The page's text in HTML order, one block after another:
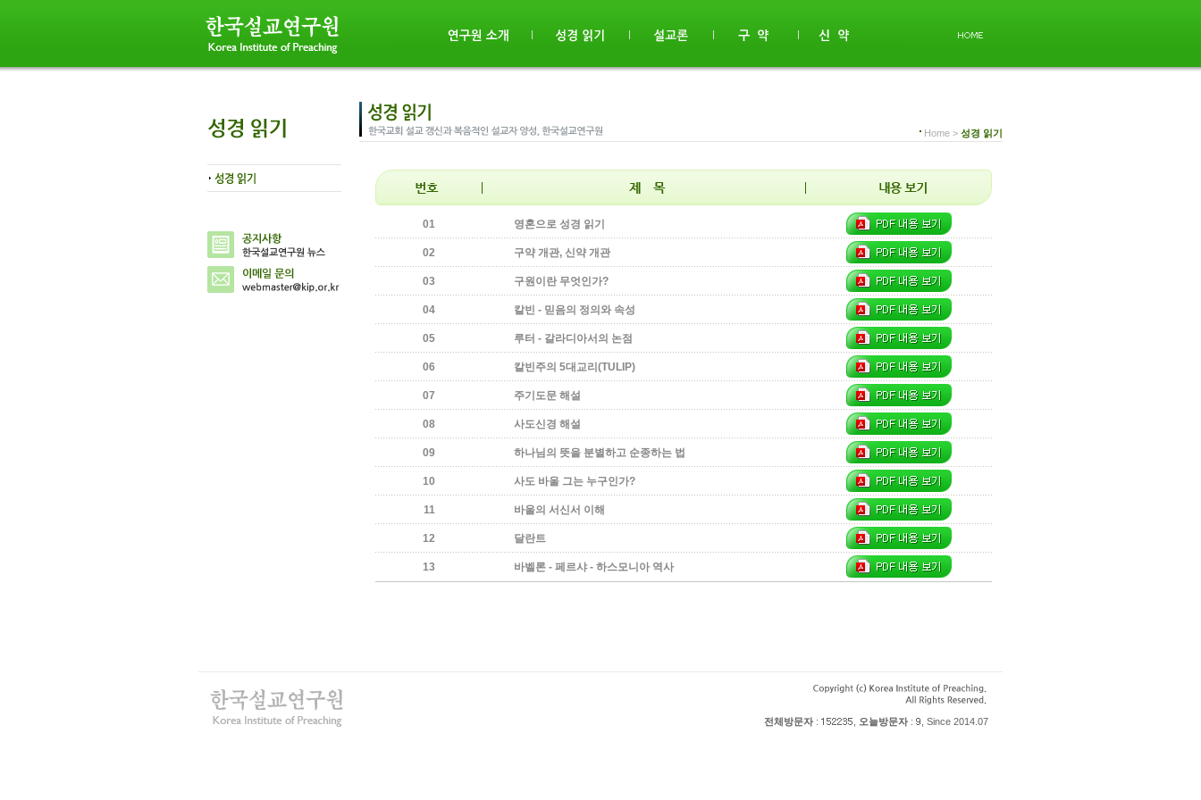
Home > 성경 읽기
01 영혼으로 성경 읽기
02 구약 개관, 신약 개관
03 구원이란 무엇인가?
04 칼빈 - 믿음의 정의와 속성
05 루터 - 갈라디아서의 논점
06 칼빈주의 5대교리(TULIP)
07 주기도문 해설
08 사도신경 해설
09 하나님의 뜻을 분별하고 순종하는 법
10 사도 바울 그는 누구인가?
11 바울의 서신서 이해
12 달란트
13 바벨론 - 페르샤 - 하스모니아 역사
전체방문자 : 오늘방문자 : , Since 2014.07